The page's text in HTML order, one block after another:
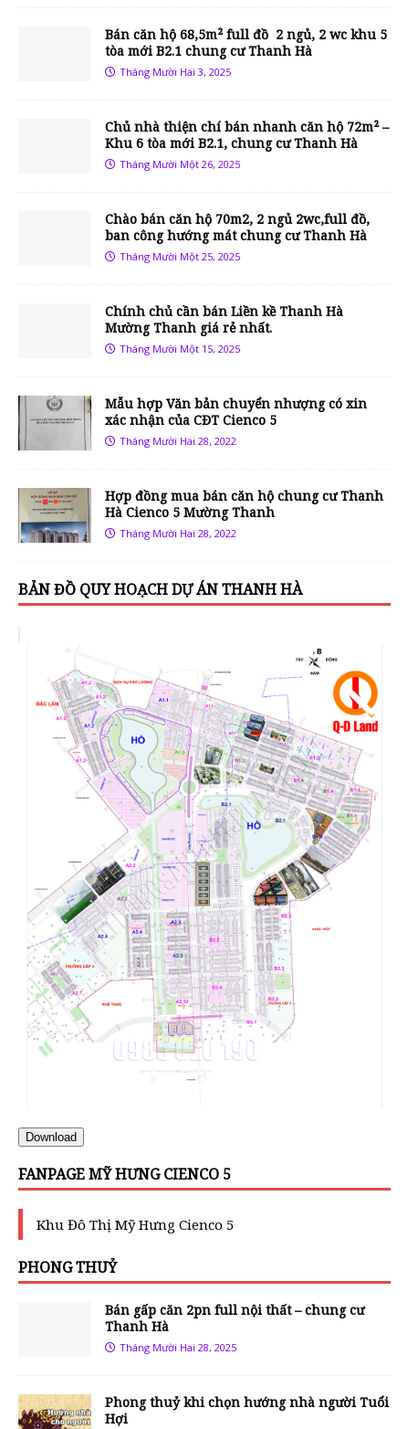
Bán căn hộ 68,5m² full đồ 2 ngủ, 2 wc khu 5
tòa mới B2.1 chung cư Thanh Hà
Tháng Mười Hai 3, 2025
Chủ nhà thiện chí bán nhanh căn hộ 72m² –
Khu 6 tòa mới B2.1, chung cư Thanh Hà
Tháng Mười Một 26, 2025
Chào bán căn hộ 70m2, 2 ngủ 2wc,full đồ,
ban công hướng mát chung cư Thanh Hà
Tháng Mười Một 25, 2025
Chính chủ cần bán Liền kề Thanh Hà
Mường Thanh giá rẻ nhất.
Tháng Mười Một 15, 2025
Mẫu hợp Văn bản chuyển nhượng có xin
xác nhận của CĐT Cienco 5
Tháng Mười Hai 28, 2022
Hợp đồng mua bán căn hộ chung cư Thanh
Hà Cienco 5 Mường Thanh
Tháng Mười Hai 28, 2022
BẢN ĐỒ QUY HOẠCH DỰ ÁN THANH HÀ
Download
FANPAGE MỸ HƯNG CIENCO 5
Khu Đô Thị Mỹ Hưng Cienco 5
PHONG THUỶ
Bán gấp căn 2pn full nội thất – chung cư
Thanh Hà
Tháng Mười Hai 28, 2025
Phong thuỷ khi chọn hướng nhà người Tuổi
Hợi